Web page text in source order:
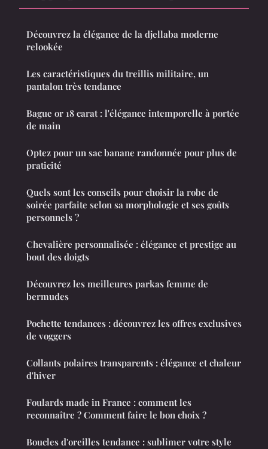
Découvrez la élégance de la djellaba moderne
relookée
Les caractéristiques du treillis militaire, un
pantalon très tendance
Bague or 18 carat : l'élégance intemporelle à portée
de main
Optez pour un sac banane randonnée pour plus de
praticité
Quels sont les conseils pour choisir la robe de
soirée parfaite selon sa morphologie et ses goûts
personnels ?
Chevalière personnalisée : élégance et prestige au
bout des doigts
Découvrez les meilleures parkas femme de
bermudes
Pochette tendances : découvrez les offres exclusives
de voggers
Collants polaires transparents : élégance et chaleur
d'hiver
Foulards made in France : comment les
reconnaître ? Comment faire le bon choix ?
Boucles d'oreilles tendance : sublimer votre style